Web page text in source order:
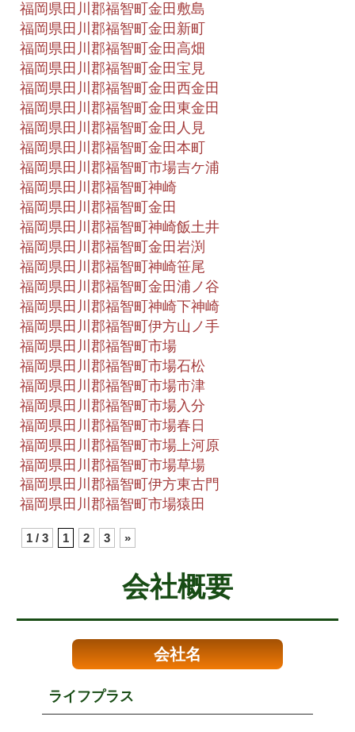
福岡県田川郡福智町金田敷島
福岡県田川郡福智町金田新町
福岡県田川郡福智町金田高畑
福岡県田川郡福智町金田宝見
福岡県田川郡福智町金田西金田
福岡県田川郡福智町金田東金田
福岡県田川郡福智町金田人見
福岡県田川郡福智町金田本町
福岡県田川郡福智町市場吉ケ浦
福岡県田川郡福智町神崎
福岡県田川郡福智町金田
福岡県田川郡福智町神崎飯土井
福岡県田川郡福智町金田岩渕
福岡県田川郡福智町神崎笹尾
福岡県田川郡福智町金田浦ノ谷
福岡県田川郡福智町神崎下神崎
福岡県田川郡福智町伊方山ノ手
福岡県田川郡福智町市場
福岡県田川郡福智町市場石松
福岡県田川郡福智町市場市津
福岡県田川郡福智町市場入分
福岡県田川郡福智町市場春日
福岡県田川郡福智町市場上河原
福岡県田川郡福智町市場草場
福岡県田川郡福智町伊方東古門
福岡県田川郡福智町市場猿田
1 / 3 1 2 3 »
会社概要
会社名
ライフプラス